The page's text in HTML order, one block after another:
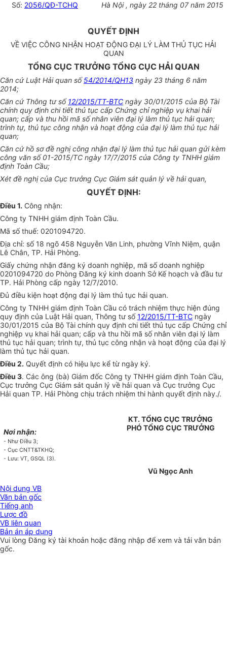
Số: 2056/QĐ-TCHQ Hà Nội , ngày 22 tháng 07 năm 2015
QUYẾT ĐỊNH
VỀ VIỆC CÔNG NHẬN HOẠT ĐỘNG ĐẠI LÝ LÀM THỦ TỤC HẢI
QUAN
TỔNG CỤC TRƯỞNG TỔNG CỤC HẢI QUAN
Căn cứ Luật Hải quan số54/2014/QH13 ngày 23 tháng 6 năm
2014;
Căn cứ Thông tư số12/2015/TT-BTC ngày 30/01/2015 của Bộ Tài
chính quy định chi tiết thủ tục cấp Chứng chỉ nghiệp vụ khai hải
quan; cấp và thu hồi mã số nhân viên đại lý làm thủ tục hải quan;
trình tự, thủ tục công nhận và hoạt động của đại lý làm thủ tục hải
quan;
Căn cứ hồ sơ đề nghị công nhận đại lý làm thủ tục hải quan gửi kèm
công văn số 01-2015/TC ngày 17/7/2015 của Công ty TNHH giám
định Toàn Cầu;
Xét đề nghị của Cục trưởng Cục Giám sát quản lý về hải quan,
QUYẾT ĐỊNH:
Điều 1. Công nhận:
Công ty TNHH giám định Toàn Cầu.
Mã số thuế: 0201094720.
Địa chỉ: số 18 ngõ 458 Nguyễn Văn Linh, phường Vĩnh Niệm, quận
Lê Chân, TP. Hải Phòng.
Giấy chứng nhận đăng ký doanh nghiệp, mã số doanh nghiệp
0201094720 do Phòng Đăng ký kinh doanh Sở Kế hoạch và đầu tư
TP. Hải Phòng cấp ngày 12/7/2010.
Đủ điều kiện hoạt động đại lý làm thủ tục hải quan.
Công ty TNHH giám định Toàn Cầu có trách nhiệm thực hiện đúng
quy định của Luật Hải quan, Thông tư số12/2015/TT-BTC ngày
30/01/2015 của Bộ Tài chính quy định chi tiết thủ tục cấp Chứng chỉ
nghiệp vụ khai hải quan; cấp và thu hồi mã số nhân viên đại lý làm
thủ tục hải quan; trình tự, thủ tục công nhận và hoạt động của đại lý
làm thủ tục hải quan.
Điều 2. Quyết định có hiệu lực kể từ ngày ký.
Điều 3. Các ông (bà) Giám đốc Công ty TNHH giám định Toàn Cầu,
Cục trưởng Cục Giám sát quản lý về hải quan và Cục trưởng Cục
Hải quan TP. Hải Phòng chịu trách nhiệm thi hành quyết định này./.
Nơi nhận:
- Như Điều 3;
- Cục CNTT&TKHQ;
- Lưu: VT, GSQL (3).
KT. TỔNG CỤC TRƯỞNG
PHÓ TỔNG CỤC TRƯỞNG
Vũ Ngọc Anh
Nội dung VB
Văn bản gốc
Tiếng anh
Lược đồ
VB liên quan
Bản án áp dụng
Vui lòngĐăng ký tài khoản hoặc đăng nhập để xem và tải văn bản
gốc.